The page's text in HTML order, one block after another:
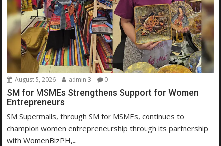
August 5, 2026 admin 3 0
SM for MSMEs Strengthens Support for Women
Entrepreneurs
SM Supermalls, through SM for MSMEs, continues to
champion women entrepreneurship through its partnership
with WomenBizPH,...